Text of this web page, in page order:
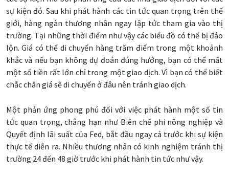
sự kiện đó. Sau khi phát hành các tin tức quan trọng trên thế
giới, hàng ngàn thương nhân ngay lập tức tham gia vào thị
trường. Tại những thời điểm như vậy các biểu đồ có thể bị đảo
lộn. Giá có thể di chuyển hàng trăm điểm trong một khoảnh
khắc và nếu bạn không dự đoán đúng hướng, bạn có thể mất
một số tiền rất lớn chỉ trong một giao dịch. Vì bạn có thể biết
chắc chắn giá sẽ di chuyển ở đâu nên tránh giao dịch.
Một phản ứng phong phú đối với việc phát hành một số tin
tức quan trọng, chẳng hạn như Biên chế phi nông nghiệp và
Quyết định lãi suất của Fed, bắt đầu ngay cả trước khi sự kiện
thực tế diễn ra. Nhiều thương nhân có kinh nghiệm tránh thị
trường 24 đến 48 giờ trước khi phát hành tin tức như vậy.